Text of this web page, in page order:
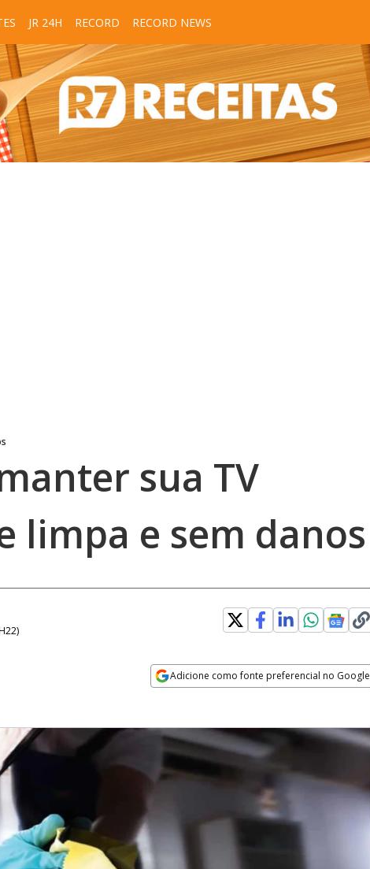
JR 24H RECORD RECORD NEWS
sua TV
limpa e sem danos
)
Adicione como fonte preferencial no Google